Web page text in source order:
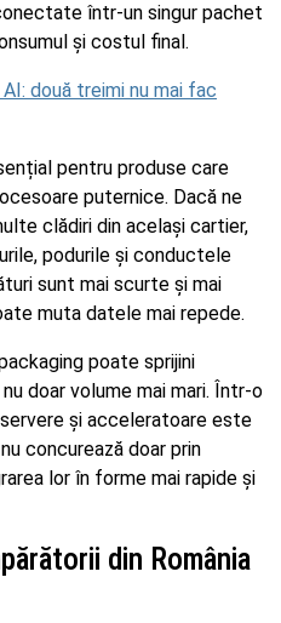
într-un singur pachet
și costul final.
două treimi nu mai fac
pentru produse care
puternice. Dacă ne
clădiri din același cartier,
podurile și conductele
sunt mai scurte și mai
muta datele mai repede.
poate sprijini
doar volume mai mari. Într-o
și acceleratoare este
concurează doar prin
lor în forme mai rapide și
din România